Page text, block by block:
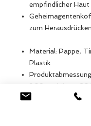
empfindlicher Haut
zum
Material: Pappe,
Plastik
266cm, Länge:
50cm, Gewicht: